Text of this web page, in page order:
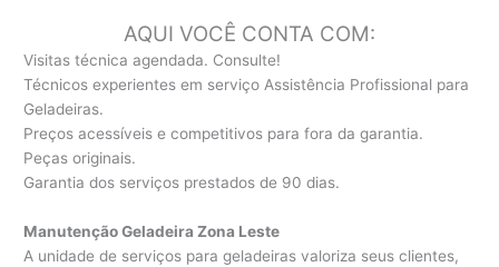
AQUI VOCÊ CONTA COM:
Visitas técnica agendada. Consulte!
Técnicos experientes em serviço Assistência Profissional para
Geladeiras.
Preços acessíveis e competitivos para fora da garantia.
Peças originais.
Garantia dos serviços prestados de 90 dias.
Manutenção Geladeira Zona Leste
A unidade de serviços para geladeiras valoriza seus clientes,